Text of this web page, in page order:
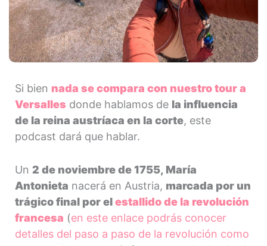
Si bien nada se compara con nuestro tour a
Versalles donde hablamos de la influencia
de la reina austríaca en la corte, este
podcast dará que hablar.
Un 2 de noviembre de 1755, María
Antonieta nacerá en Austria, marcada por un
trágico final por elestallido de la revolución
francesa (en este enlace podrás conocer
detalles del paso a paso de la revolución como